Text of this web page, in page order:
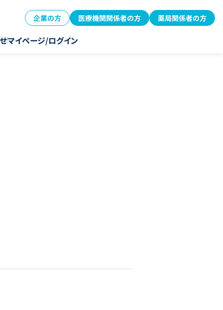
企業の方 医療機関関係者の方 薬局関係者の方
マイページ/ログイン